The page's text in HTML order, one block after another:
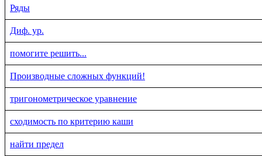
Ряды
Диф. ур.
помогите решить...
Производные сложных функций!
тригонометрическое уравнение
сходимость по критерию каши
найти предел